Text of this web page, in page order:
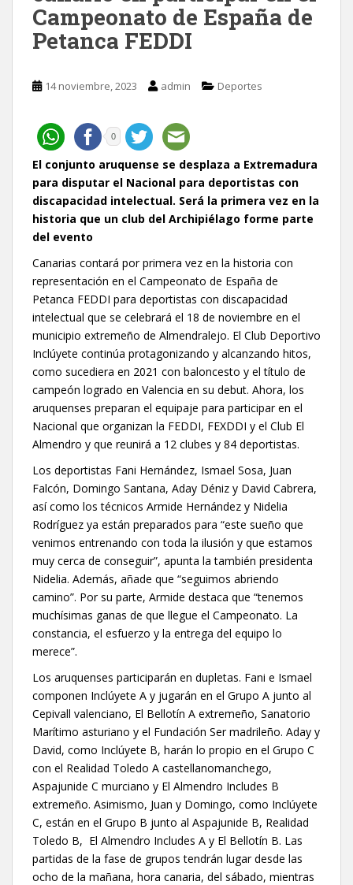
Campeonato de España de
Petanca FEDDI
14 noviembre, 2023 admin Deportes
0
El conjunto aruquense se desplaza a Extremadura
para disputar el Nacional para deportistas con
discapacidad intelectual. Será la primera vez en la
historia que un club del Archipiélago forme parte
del evento
Canarias contará por primera vez en la historia con
representación en el Campeonato de España de
Petanca FEDDI para deportistas con discapacidad
intelectual que se celebrará el 18 de noviembre en el
municipio extremeño de Almendralejo. El Club Deportivo
Inclúyete continúa protagonizando y alcanzando hitos,
como sucediera en 2021 con baloncesto y el título de
campeón logrado en Valencia en su debut. Ahora, los
aruquenses preparan el equipaje para participar en el
Nacional que organizan la FEDDI, FEXDDI y el Club El
Almendro y que reunirá a 12 clubes y 84 deportistas.
Los deportistas Fani Hernández, Ismael Sosa, Juan
Falcón, Domingo Santana, Aday Déniz y David Cabrera,
así como los técnicos Armide Hernández y Nidelia
Rodríguez ya están preparados para “este sueño que
venimos entrenando con toda la ilusión y que estamos
muy cerca de conseguir”, apunta la también presidenta
Nidelia. Además, añade que “seguimos abriendo
camino”. Por su parte, Armide destaca que “tenemos
muchísimas ganas de que llegue el Campeonato. La
constancia, el esfuerzo y la entrega del equipo lo
merece”.
Los aruquenses participarán en dupletas. Fani e Ismael
componen Inclúyete A y jugarán en el Grupo A junto al
Cepivall valenciano, El Bellotín A extremeño, Sanatorio
Marítimo asturiano y el Fundación Ser madrileño. Aday y
David, como Inclúyete B, harán lo propio en el Grupo C
con el Realidad Toledo A castellanomanchego,
Aspajunide C murciano y El Almendro Includes B
extremeño. Asimismo, Juan y Domingo, como Inclúyete
C, están en el Grupo B junto al Aspajunide B, Realidad
Toledo B, El Almendro Includes A y El Bellotín B. Las
partidas de la fase de grupos tendrán lugar desde las
ocho de la mañana, hora canaria, del sábado, mientras